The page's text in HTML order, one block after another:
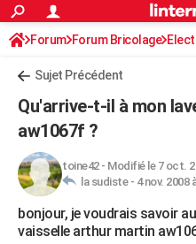
ACTUALITÉS
Politique
Société
Faits Divers
Education
Monde
Villes
+
Programme TV
Streaming
Cinéma
Sorties cinéma
Musique
FINANCE
Retraite
Impôts
Epargne
Immobilier
Risques naturels par ville
Banque
Assurance
Crédit
AUTO
Essais
Réserver un essai
Citadines
Berlines
SUV
Forum auto
HIGH-TECH
Mobiles
Meilleur smartphone
Internet
Ordinateurs
Jeux vidéo
Guide high-tech
+BRICOLAGE
Forum Forum Bricolage
Sujet Précédent
Qu'arrive-t-il à mon
aw1067f ?
toine42- Modifié le 7 oct.
la sudiste - 4 nov. 2008
bonjour, je voudrais savoir
vaisselle arthur martin